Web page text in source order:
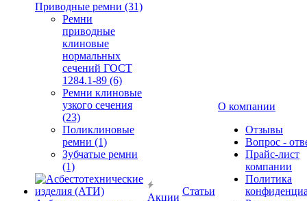
Приводные ремни (31)
Ремни
приводные
клиновые
нормальных
сечений ГОСТ
1284.1-89 (6)
Ремни клиновые
узкого сечения
(23)
Поликлиновые
ремни (1)
Зубчатые ремни
(1)
Акции
Статьи
О компании
Отзывы
Вопрос -
Прайс-лист
компании
Политика